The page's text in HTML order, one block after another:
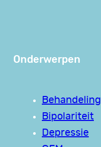
Onderwerpen
Behandeling
Bipolariteit
Depressie